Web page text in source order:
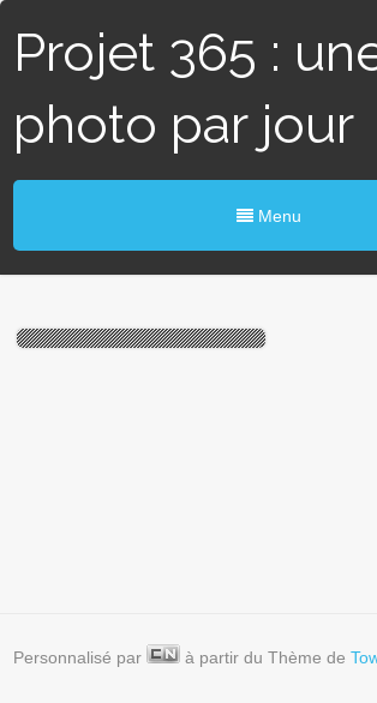
Projet 365 :
photo par jour
Menu
Personnalisé par à partir du Thème de